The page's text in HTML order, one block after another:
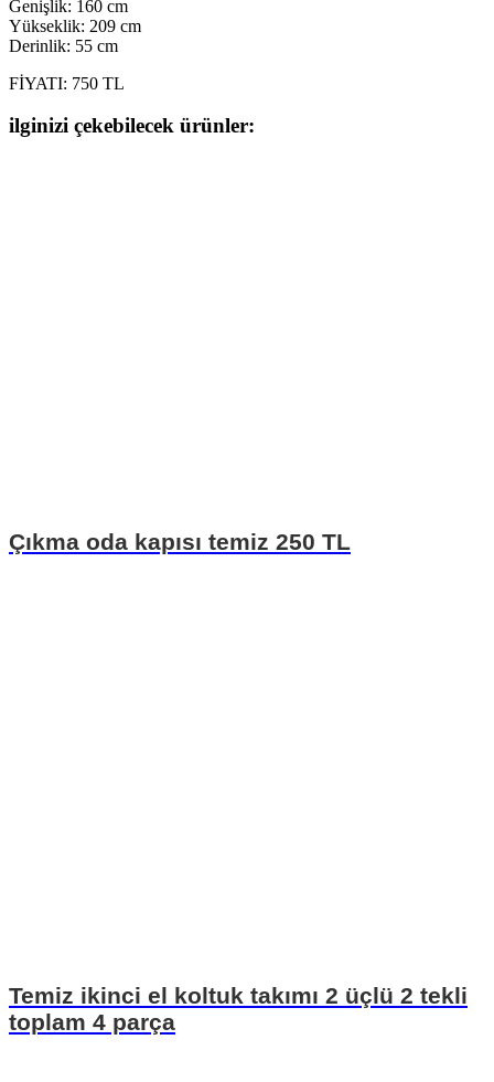
Genişlik: 160 cm
Yükseklik: 209 cm
Derinlik: 55 cm
FİYATI: 750 TL
ilginizi çekebilecek ürünler:
Çıkma oda kapısı temiz 250 TL
Temiz ikinci el koltuk takımı 2 üçlü 2 tekli
toplam 4 parça